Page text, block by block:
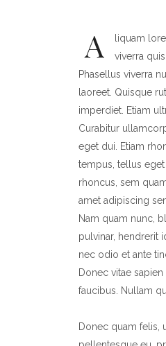
A
liquam
viverra
Phasellus viverra
laoreet. Quisque
imperdiet. Etiam
Curabitur
eget dui. Etiam
tempus, tellus
rhoncus, sem
amet adipiscing
Nam quam nunc,
pulvinar, hendrerit
nec odio et ante
Donec vitae
faucibus. Nullam
Donec quam felis,